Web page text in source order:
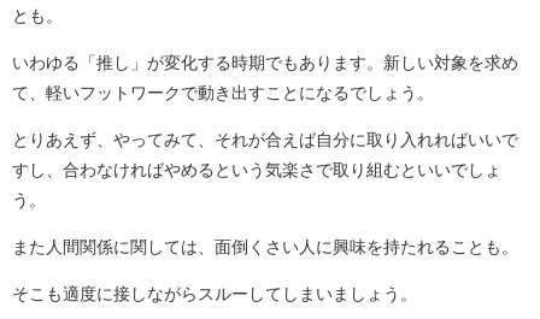
とも。
いわゆる「推し」が変化する時期でもあります。新しい対象を求め
て、軽いフットワークで動き出すことになるでしょう。
とりあえず、やってみて、それが合えば自分に取り入れればいいで
すし、合わなければやめるという気楽さで取り組むといいでしょ
う。
また人間関係に関しては、面倒くさい人に興味を持たれることも。
そこも適度に接しながらスルーしてしまいましょう。